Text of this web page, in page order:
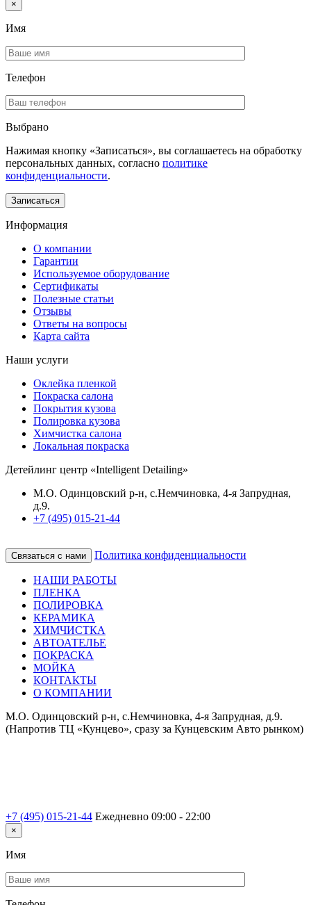
×
Имя
Телефон
Выбрано
Нажимая кнопку «Записаться», вы соглашаетесь на обработку
персональных данных, согласно политике
конфиденциальности.
Информация
О компании
Гарантии
Используемое оборудование
Сертификаты
Полезные статьи
Отзывы
Ответы на вопросы
Карта сайта
Наши услуги
Оклейка пленкой
Покраска салона
Покрытия кузова
Полировка кузова
Химчистка салона
Локальная покраска
Детейлинг центр «Intelligent Detailing»
М.О. Одинцовский р-н, с.Немчиновка, 4-я Запрудная,
д.9.
+7 (495) 015-21-44
Связаться с нами Политика конфиденциальности
НАШИ РАБОТЫ
ПЛЕНКА
ПОЛИРОВКА
КЕРАМИКА
ХИМЧИСТКА
АВТОАТЕЛЬЕ
ПОКРАСКА
МОЙКА
КОНТАКТЫ
О КОМПАНИИ
М.О. Одинцовский р-н, с.Немчиновка, 4-я Запрудная, д.9.
(Напротив ТЦ «Кунцево», сразу за Кунцевским Авто рынком)
+7 (495) 015-21-44 Ежедневно 09:00 - 22:00
×
Имя